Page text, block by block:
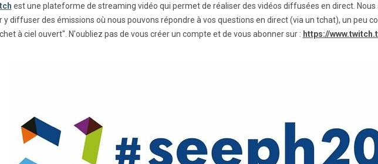
est une plateforme de streaming vidéo qui permet de réaliser des vidéos diffusées en direct.
y diffuser des émissions où nous pouvons répondre à vos questions en direct (via un tchat), un peu
à ciel ouvert". N'oubliez pas de vous créer un compte et de vous abonner sur : https://